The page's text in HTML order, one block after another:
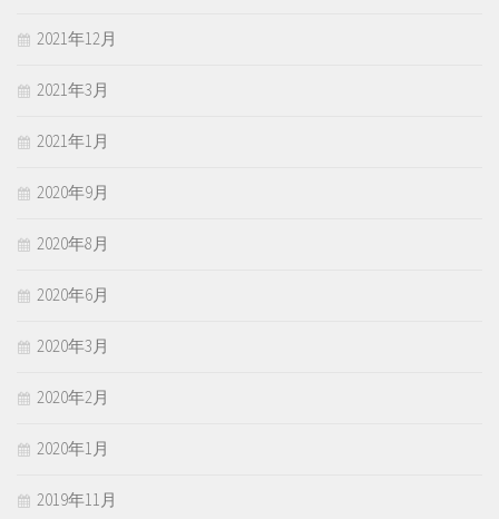
2021年12月
2021年3月
2021年1月
2020年9月
2020年8月
2020年6月
2020年3月
2020年2月
2020年1月
2019年11月